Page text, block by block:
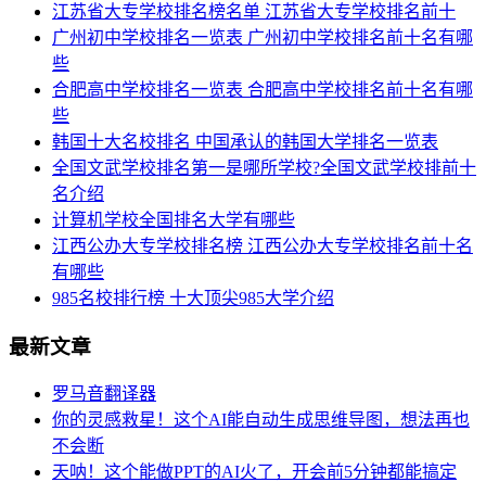
江苏省大专学校排名榜名单 江苏省大专学校排名前十
广州初中学校排名一览表 广州初中学校排名前十名有哪
些
合肥高中学校排名一览表 合肥高中学校排名前十名有哪
些
韩国十大名校排名 中国承认的韩国大学排名一览表
全国文武学校排名第一是哪所学校?全国文武学校排前十
名介绍
计算机学校全国排名大学有哪些
江西公办大专学校排名榜 江西公办大专学校排名前十名
有哪些
985名校排行榜 十大顶尖985大学介绍
最新文章
罗马音翻译器
你的灵感救星！这个AI能自动生成思维导图，想法再也
不会断
天呐！这个能做PPT的AI火了，开会前5分钟都能搞定